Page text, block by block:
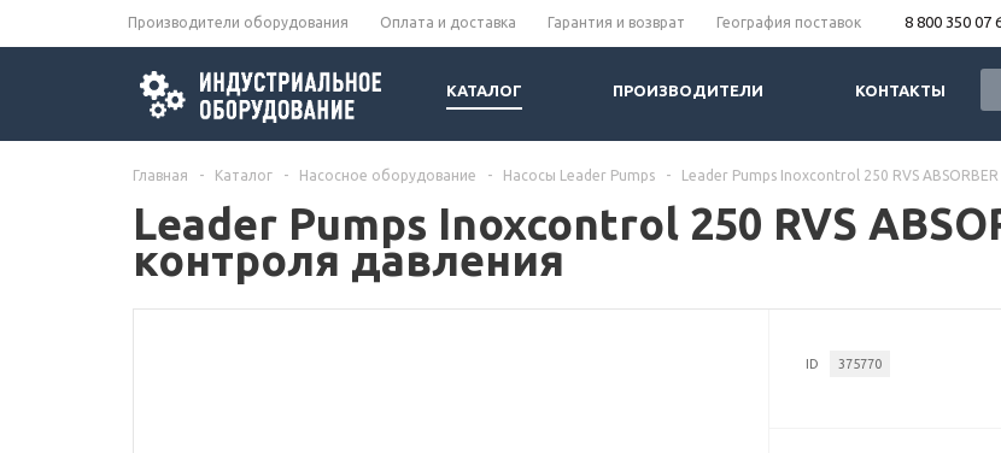
Производители оборудования Оплата и доставка Гарантия и возврат География поставок 8 800 350 07
КАТАЛОГ ПРОИЗВОДИТЕЛИ КОНТАКТЫ
Главная - Каталог - Насосное оборудование - Насосы Leader Pumps - Leader Pumps Inoxcontrol 250 RVS
Leader Pumps Inoxcontrol 250 RVS
контроля давления
ID 375770